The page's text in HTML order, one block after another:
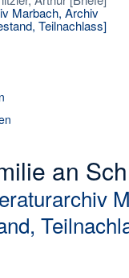
Marbach, Archiv
Teilnachlass]
an